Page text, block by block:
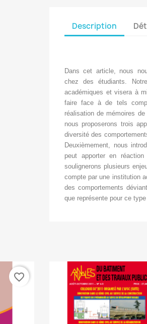
Description
Dans cet article, nous
chez des étudiants.
académiques et visera à
faire face à de tels
réalisation de mémoires
nous proposerons trois
diversité des
Deuxièmement, nous
peut apporter en
soulignerons plusieurs
compte par une institution
des comportements
que représente pour ce
favorite_border